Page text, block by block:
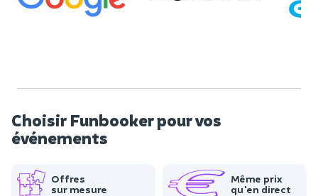
Choisir Funbooker pour vos
événements
Offres
sur mesure
Même prix
qu'en direct